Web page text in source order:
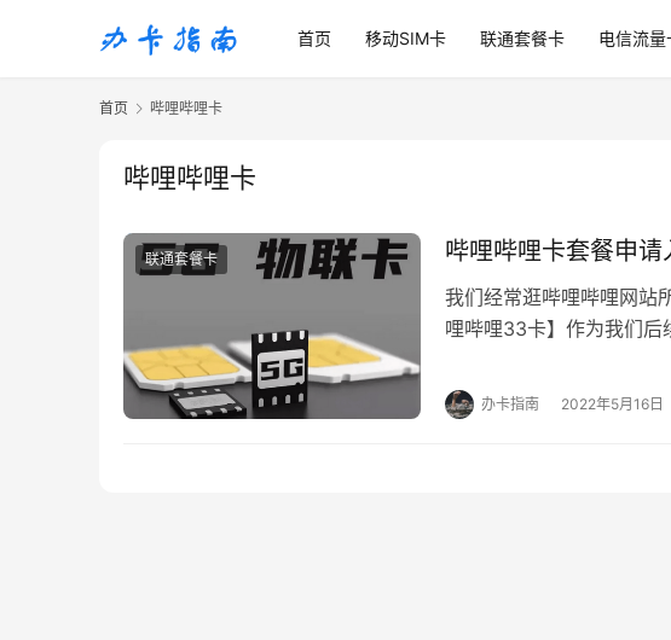
首页 移动SIM卡 联通套餐卡 电信流量
首页 哔哩哔哩卡
哔哩哔哩卡
联通套餐卡 哔哩哔哩卡套餐申请
我们经常逛哔哩哔哩网站
哩哔哩33卡】作为我们后
办卡指南 2022年5月16日